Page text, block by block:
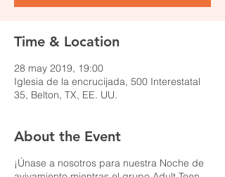
Time & Location
28 may 2019, 19:00
Iglesia de la encrucijada, 500 Interestatal
35, Belton, TX, EE. UU.
About the Event
¡Únase a nosotros para nuestra Noche de